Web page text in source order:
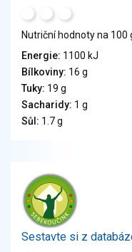
Sýry
Veganské a
Tuky
Obiloviny, mouka,
Chléb, pečivo, křehké
Přílohy
Brambory, luštěniny,
Sladkosti, slané výrobky
Zmrzliny
Ochucovadla, přísady,
Nutriční hodnoty na 100
Energie: 1100 kJ
Bílkoviny: 16 g
Tuky: 19 g
Sacharidy: 1 g
Sůl: 1.7 g
Sestavte si z